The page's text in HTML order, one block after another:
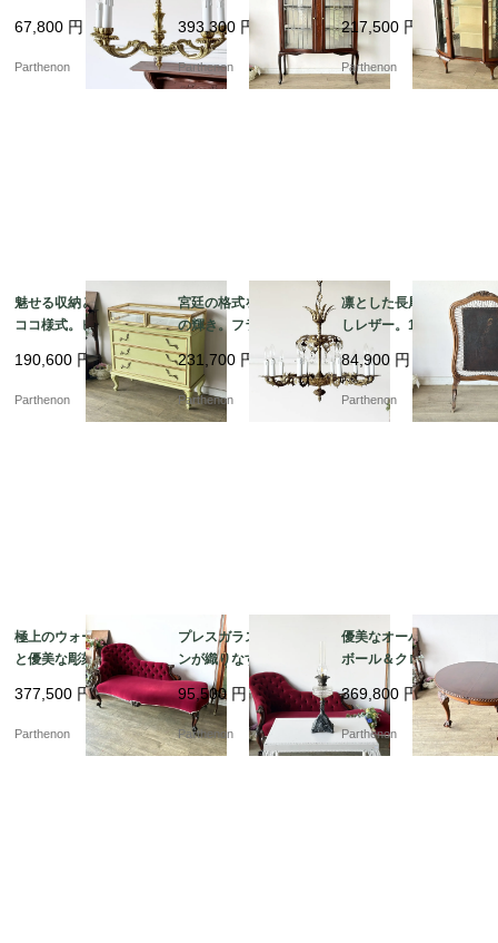
に彩るペンダント照
明。クラシカルな雰囲
気を演出する5灯シャン
67,800 円
Parthenon
うマホガニーガラスキ
ャビネット【k107】
393,300 円
Parthenon
ンティーク・ガラスキ
ャビネット（飾り棚）
【k150】
217,500 円
Parthenon
魅せる収納と優美なロ
ココ様式。ピスタチオ
グリーンの引き出し式
ガラスショーケース付
き 3段チェスト【fo25
190,600 円
Parthenon
宮廷の格式を纏う10灯
の輝き。フランスアン
ティークの重厚な真鍮
製大型クリスタルシャ
ンデリア【sy468】
231,700 円
Parthenon
凛とした長尾鳥の型押
しレザー。19世紀末フ
レンチアンティークの
木製ファイアースクリ
ーン【8555】
84,900 円
Parthenon
極上のウォールナット
と優美な彫刻の芸術。1
9世紀末の風格を纏うア
ンティーク・シェーズ
ロング（ソファ）【c3
377,500 円
Parthenon
プレスガラスとアイア
ンが織りなす重厚な佇
まい。元オイルランプ
の趣を残したスタンド
ランプ【03430】
95,500 円
Parthenon
優美なオーバル天板と
ボール＆クロウ脚のエ
クステンションテーブ
ル 緻密な彫刻が施され
た格調高い佇まい【t32
6】
369,800 円
Parthenon